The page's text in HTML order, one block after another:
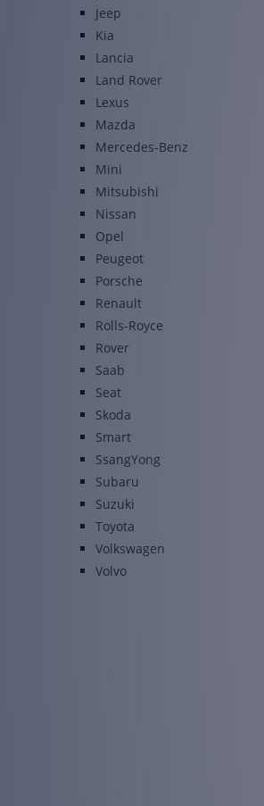
Jeep
Kia
Lancia
Land Rover
Lexus
Mazda
Mercedes-Benz
Mini
Mitsubishi
Nissan
Opel
Peugeot
Porsche
Renault
Rolls-Royce
Rover
Saab
Seat
Skoda
Smart
SsangYong
Subaru
Suzuki
Toyota
Volkswagen
Volvo